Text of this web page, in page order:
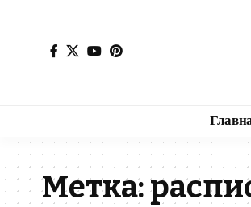
Метка: